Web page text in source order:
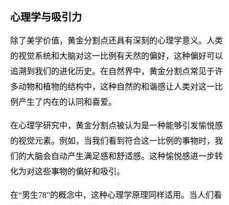
心理学与吸引力
除了美学价值，黄金分割点还具有深刻的心理学意义。人类
的视觉系统和大脑对这一比例有天然的偏好，这种偏好可以
追溯到我们的进化历史。在自然界中，黄金分割点常见于许
多动物和植物的结构中，这种自然的和谐感让人类对这一比
例产生了内在的认同和喜爱。
在心理学研究中，黄金分割点被认为是一种能够引发愉悦感
的视觉元素。例如，当我们看到符合这一比例的事物时，我
们的大脑会自动产生满足感和舒适感。这种愉悦感进一步转
化为对这些事物的偏好和吸引。
在“男生78”的概念中，这种心理学原理同样适用。当人们看